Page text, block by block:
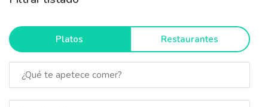
Platos Restaurantes